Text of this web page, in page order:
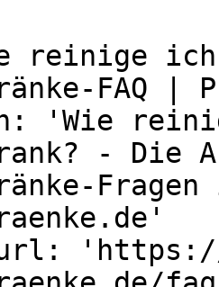
ich
FAQ |
'Wie
- Die
'https://